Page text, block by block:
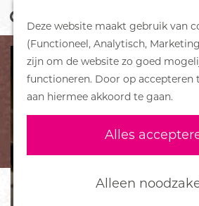
Deze website maakt gebruik van
(Functioneel, Analytisch,
zijn om de website zo goed
functioneren. Door op accepteren
aan hiermee akkoord te gaan.
Alles
Alleen
G
a
d
h
o
e
k
e
n
M
e
n
u
DORPEN
Bennekom
De Klomp
Deelen
Ederveen
Harskamp
Hoenderloo